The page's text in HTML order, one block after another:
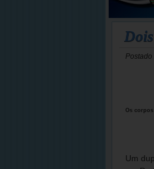
Postado
Os
Um